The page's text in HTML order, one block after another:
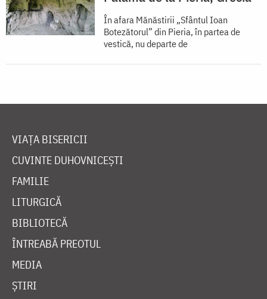
În afara Mănăstirii „Sfântul Ioan
Botezătorul” din Pieria, în partea de
vestică, nu departe de
VIAȚA BISERICII
CUVINTE DUHOVNICEȘTI
FAMILIE
LITURGICĂ
BIBLIOTECĂ
ÎNTREABĂ PREOTUL
MEDIA
ȘTIRI